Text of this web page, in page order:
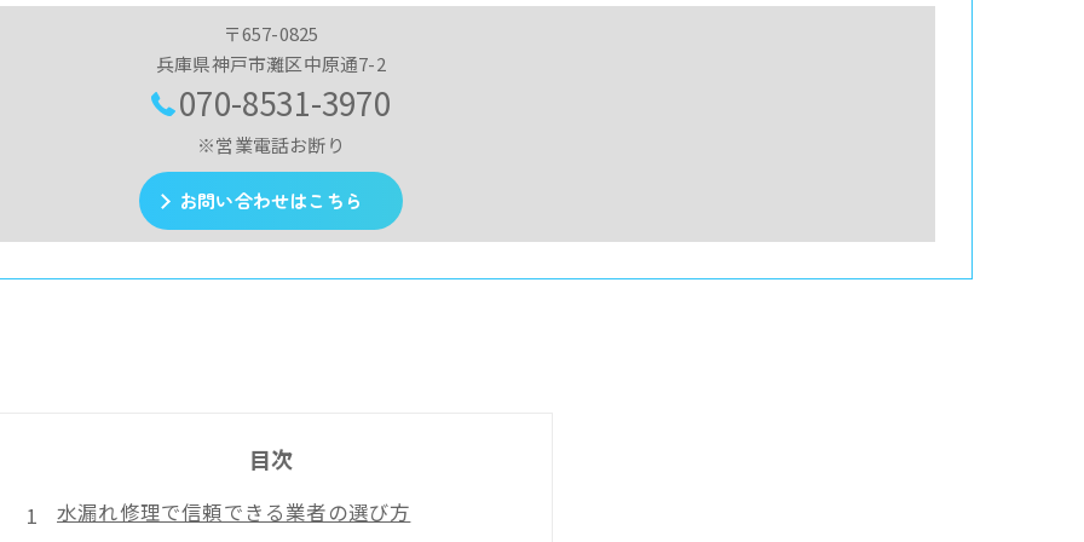
〒657-0825
兵庫県神戸市灘区中原通7-2
070-8531-3970
※営業電話お断り
お問い合わせはこちら
目次
水漏れ修理で信頼できる業者の選び方